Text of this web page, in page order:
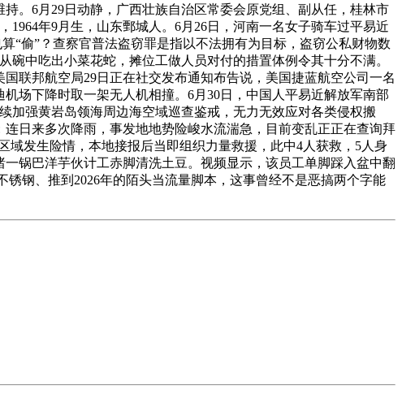
。6月29日动静，广西壮族自治区常委会原党组、副从任，桂林市
年9月生，山东鄄城人。6月26日，河南一名女子骑车过平易近
“偷”？查察官普法盗窃罪是指以不法拥有为目标，盗窃公私财物数
中吃出小菜花蛇，摊位工做人员对付的措置体例令其十分不满。
联邦航空局29日正在社交发布通知布告说，美国捷蓝航空公司一名
场下降时取一架无人机相撞。6月30日，中国人平易近解放军南部
加强黄岩岛领海周边海空域巡查鉴戒，无力无效应对各类侵权搬
日来多次降雨，事发地地势险峻水流湍急，目前变乱正正在查询拜
域发生险情，本地接报后当即组织力量救援，此中4人获救，5人身
锅巴洋芋伙计工赤脚清洗土豆。视频显示，该员工单脚踩入盆中翻
钢、推到2026年的陌头当流量脚本，这事曾经不是恶搞两个字能